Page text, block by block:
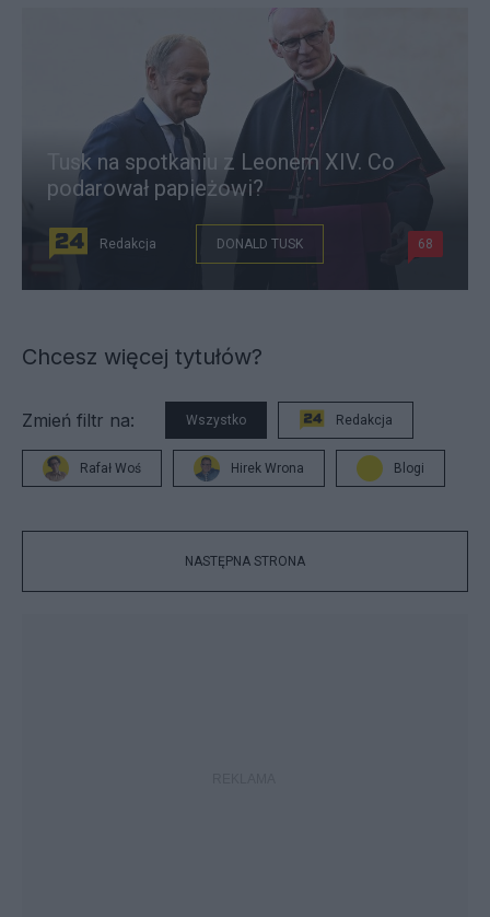
Tusk na spotkaniu z Leonem XIV. Co
podarował papieżowi?
Redakcja DONALD TUSK 68
Chcesz więcej tytułów?
Zmień filtr na: Wszystko Redakcja
Rafał Woś Hirek Wrona Blogi
NASTĘPNA STRONA